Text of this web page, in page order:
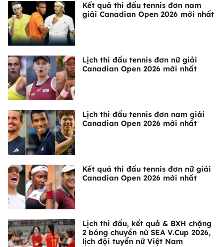
Kết quả thi đấu tennis đơn nam
giải Canadian Open 2026 mới nhất
Lịch thi đấu tennis đơn nữ giải
Canadian Open 2026 mới nhất
Lịch thi đấu tennis đơn nam giải
Canadian Open 2026 mới nhất
Kết quả thi đấu tennis đơn nữ giải
Canadian Open 2026 mới nhất
Lịch thi đấu, kết quả & BXH chặng
2 bóng chuyền nữ SEA V.Cup 2026,
lịch đội tuyển nữ Việt Nam